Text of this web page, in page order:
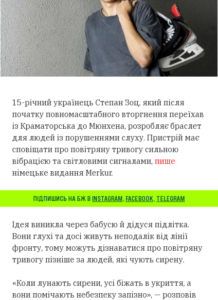
15-річний українець Степан Зоц, який після
початку повномасштабного вторгнення переїхав
із Краматорська до Мюнхена, розробляє браслет
для людей із порушеннями слуху. Пристрій має
сповіщати про повітряну тривогу сильною
вібрацією та світловими сигналами, пише
німецьке видання Merkur.
ПІДПИШИСЬ НА БЖ В INSTAGRAM, FACEBOOK, TELEGRAM
Ідея виникла через бабусю й дідуся підлітка.
Вони глухі та досі живуть неподалік від лінії
фронту, тому можуть дізнаватися про повітряну
тривогу пізніше за людей, які чують сирену.
«Коли лунають сирени, усі біжать в укриття, а
вони помічають небезпеку запізно», — розповів